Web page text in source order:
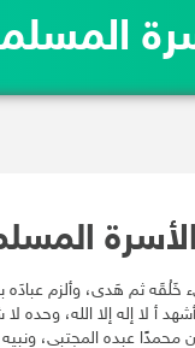
ثم هَدى، وألزم عبادَه
أ لا إله إلا الله، وحده
محمدًا عبده المجتبى،